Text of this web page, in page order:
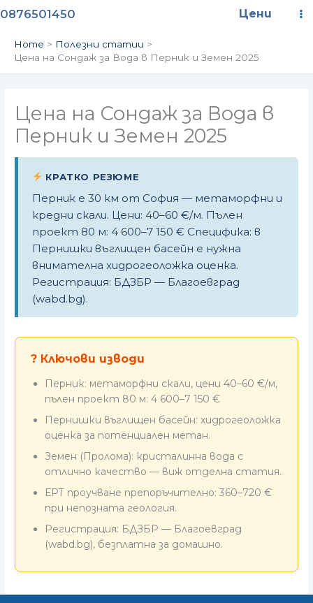
to
0876501450 Цени
Home
Полезни статии
Цена на Сондаж за Вода в Перник и Земен 2025
Цена на Сондаж за Вода в
Перник и Земен 2025
КРАТКО РЕЗЮМЕ
Перник е 30 км от София — метаморфни и
кредни скали. Цени: 40–60 €/м. Пълен
проект 80 м: 4 600–7 150 € Специфика: в
Пернишки въглищен басейн е нужна
внимателна хидрогеоложка оценка.
Регистрация: БДЗБР — Благоевград
(wabd.bg).
? Ключови изводи
Перник: метаморфни скали, цени 40–60 €/м,
пълен проект 80 м: 4 600–7 150 €
Пернишки въглищен басейн: хидрогеоложка
оценка за потенциален метан.
Земен (Пролома): кристалинна вода с
отлично качество — виж отделна статия.
ЕРТ проучване препоръчително: 360–720 €
при непозната геология.
Регистрация: БДЗБР — Благоевград
(wabd.bg), безплатна за домашно.